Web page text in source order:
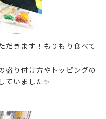
だきます！もりもり食べて
盛り付け方やトッピングの
ていました✨